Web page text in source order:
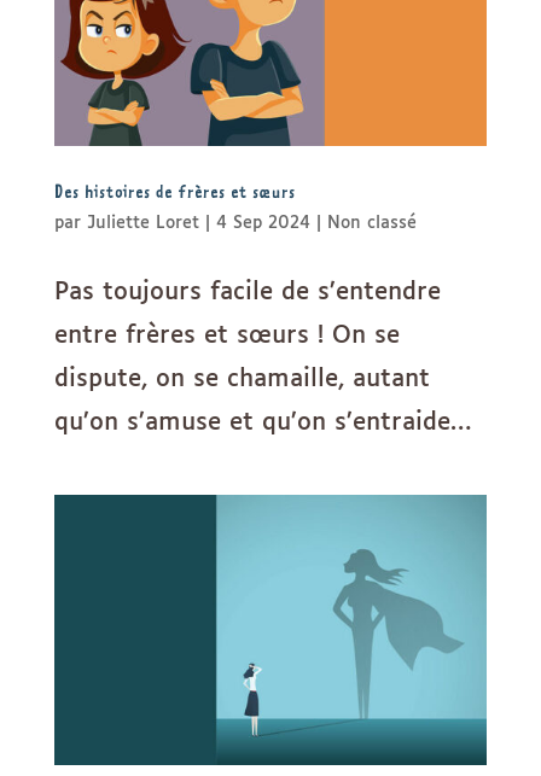
Des histoires de frères et sœurs
par Juliette Loret| 4 Sep 2024 Non classé
Pas toujours facile de s’entendre
entre frères et sœurs ! On se
dispute, on se chamaille, autant
qu’on s’amuse et qu’on s’entraide…